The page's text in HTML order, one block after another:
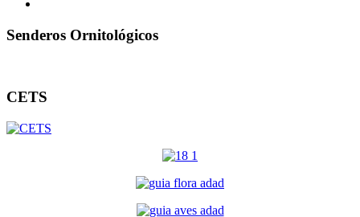
Senderos Ornitológicos
CETS